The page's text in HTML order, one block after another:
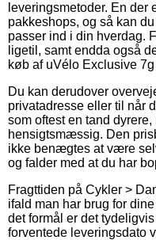
leveringsmetoder. En
pakkeshops, og så kan
passer ind i din hverdag.
ligetil, samt endda også
køb af uVélo Exclusive
Du kan derudover
privatadresse eller til når
som oftest en tand
hensigtsmæssig. Den
ikke benægtes at være
og falder med at du har
Fragttiden på Cykler >
ifald man har brug for
det formål er det
forventede leveringsdato